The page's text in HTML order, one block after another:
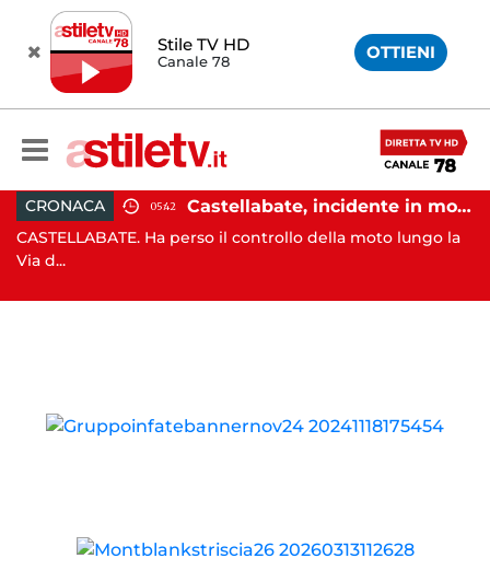
Stile TV HD
Canale 78 OTTIENI
05:42 Castellabate, incidente in moto: 27enne in ospedale
Ha perso il controllo della moto lungo la
CRONACA
AMALFI. Nel